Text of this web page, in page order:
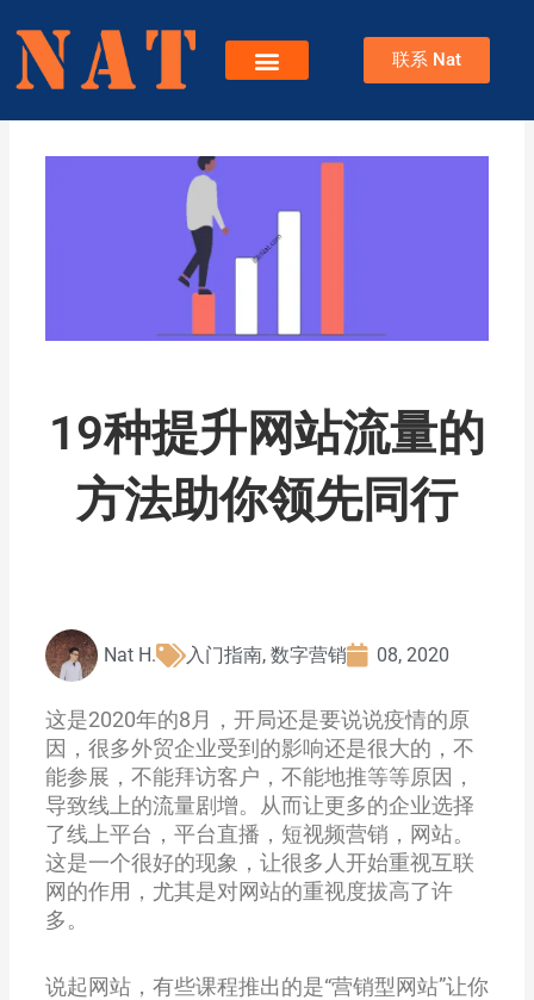
联系 Nat
19种提升网站流量的
方法助你领先同行
Nat H. 入门指南, 数字营销 08, 2020
这是2020年的8月，开局还是要说说疫情的原
因，很多外贸企业受到的影响还是很大的，不
能参展，不能拜访客户，不能地推等等原因，
导致线上的流量剧增。从而让更多的企业选择
了线上平台，平台直播，短视频营销，网站。
这是一个很好的现象，让很多人开始重视互联
网的作用，尤其是对网站的重视度拔高了许
多。
说起网站，有些课程推出的是“营销型网站”让你